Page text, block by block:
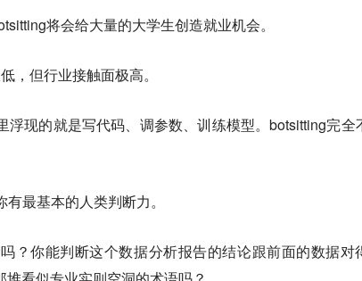
将会给大量的大学生创造就业机会。
但行业接触面极高。
现的就是写代码、调参数、训练模型。botsitting完全
最基本的人类判断力。
？你能判断这个数据分析报告的结论跟前面的数据对